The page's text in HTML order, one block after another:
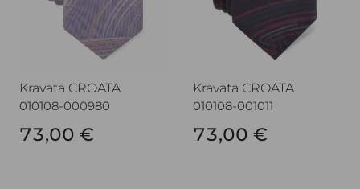
Kravata CROATA
010108-000980
73,00 €
Kravata CROATA
010108-001011
73,00 €